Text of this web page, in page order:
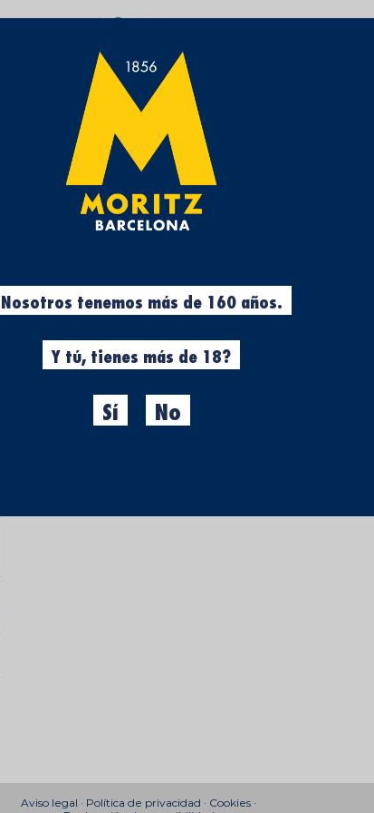
Aviso legal · Política de privacidad · Cookies ·
Nosotros tenemos más de 160 años.
Y tú, tienes más de 18?
Sí No